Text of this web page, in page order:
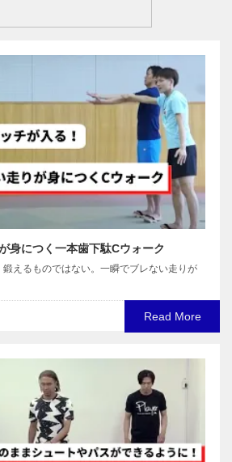
身につく一本歯下駄Cウォーク
鍛えるものではない。一瞬でブレない走りが
Read More